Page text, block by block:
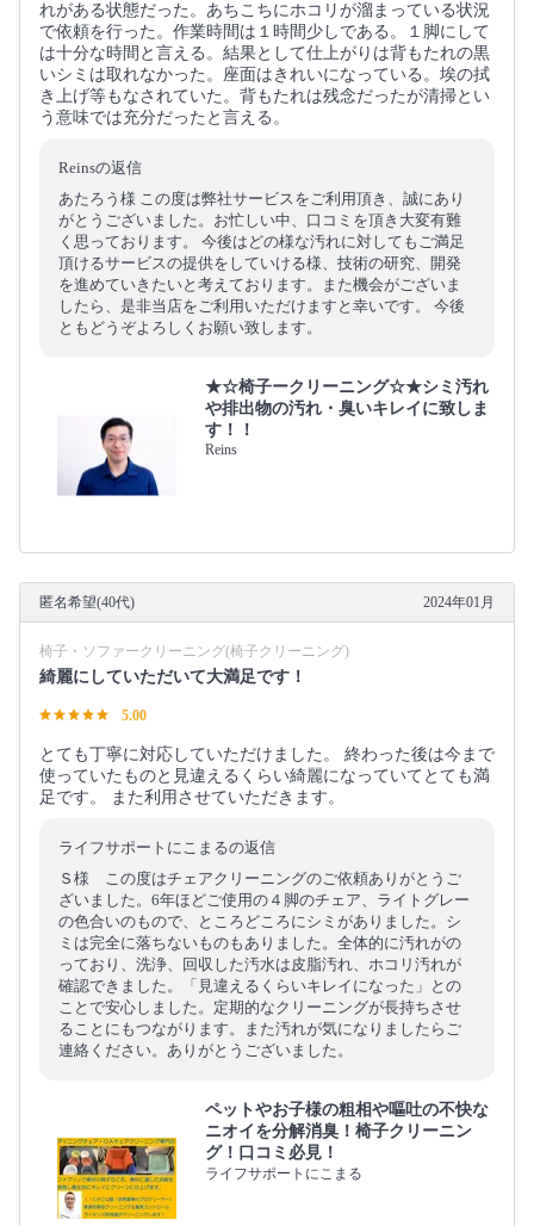
れがある状態だった。あちこちにホコリが溜まっている状況
で依頼を行った。作業時間は１時間少しである。１脚にして
は十分な時間と言える。結果として仕上がりは背もたれの黒
いシミは取れなかった。座面はきれいになっている。埃の拭
き上げ等もなされていた。背もたれは残念だったが清掃とい
う意味では充分だったと言える。
Reinsの返信
あたろう様 この度は弊社サービスをご利用頂き、誠にあり
がとうございました。お忙しい中、口コミを頂き大変有難
く思っております。 今後はどの様な汚れに対してもご満足
頂けるサービスの提供をしていける様、技術の研究、開発
を進めていきたいと考えております。また機会がございま
したら、是非当店をご利用いただけますと幸いです。 今後
ともどうぞよろしくお願い致します。
★☆椅子ークリーニング☆★シミ汚れ
や排出物の汚れ・臭いキレイに致しま
す！！
Reins
匿名希望(40代) 2024年01月
椅子・ソファークリーニング(椅子クリーニング)
綺麗にしていただいて大満足です！
5.00
とても丁寧に対応していただけました。 終わった後は今まで
使っていたものと見違えるくらい綺麗になっていてとても満
足です。 また利用させていただきます。
ライフサポートにこまるの返信
Ｓ様 この度はチェアクリーニングのご依頼ありがとうご
ざいました。6年ほどご使用の４脚のチェア、ライトグレー
の色合いのもので、ところどころにシミがありました。シ
ミは完全に落ちないものもありました。全体的に汚れがの
っており、洗浄、回収した汚水は皮脂汚れ、ホコリ汚れが
確認できました。「見違えるくらいキレイになった」との
ことで安心しました。定期的なクリーニングが長持ちさせ
ることにもつながります。また汚れが気になりましたらご
連絡ください。ありがとうございました。
ペットやお子様の粗相や嘔吐の不快な
ニオイを分解消臭！椅子クリーニン
グ！口コミ必見！
ライフサポートにこまる